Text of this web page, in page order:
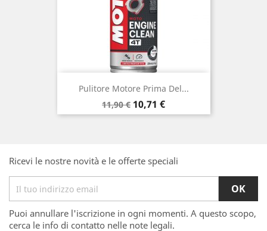
Pulitore Motore Prima Del...
Prezzo
base
11,90 € Prezzo
10,71 €
Ricevi le nostre novità e le offerte speciali
Puoi annullare l'iscrizione in ogni momenti. A questo scopo,
cerca le info di contatto nelle note legali.